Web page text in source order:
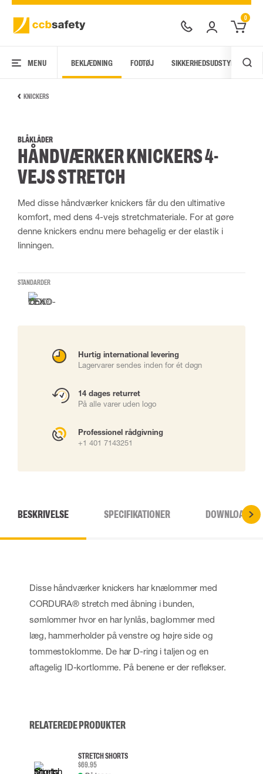
0
MENU BEKLÆDNING FODTØJ SIKKERHEDSUDSTYR
KNICKERS
BLÅKLÄDER
HÅNDVÆRKER KNICKERS 4-
VEJS STRETCH
Med disse håndværker knickers får du den ultimative
komfort, med dens 4-vejs stretchmateriale. For at gøre
denne knickers endnu mere behagelig er der elastik i
linningen.
STANDARDER
Hurtig international levering
Lagervarer sendes inden for ét døgn
14 dages returret
På alle varer uden logo
Professionel rådgivning
+1 401 7143251
BESKRIVELSE SPECIFIKATIONER DOWNLOADS
Disse håndværker knickers har knælommer med
CORDURA® stretch med åbning i bunden,
sømlommer hvor en har lynlås, baglommer med
læg, hammerholder på venstre og højre side og
tommestoklomme. De har D-ring i taljen og en
aftagelig ID-kortlomme. På benene er der reflekser.
RELATEREDE PRODUKTER
STRETCH SHORTS
$69.95